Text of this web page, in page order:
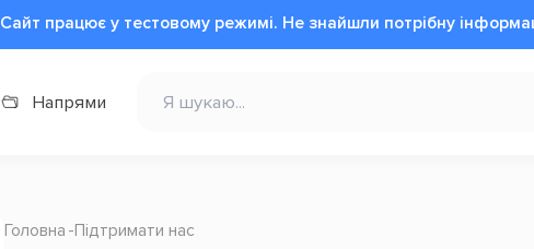
Сайт працює у тестовому режимі. Не знайшли потрібну
Напрями
Головна Підтримати нас